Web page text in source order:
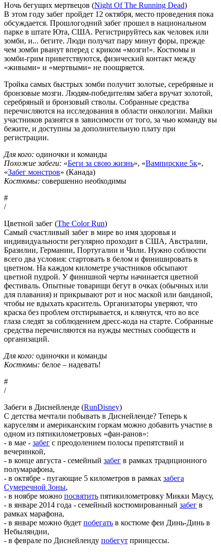
Ночь бегущих мертвецов (Night Of The Running Dead)
В этом году забег пройдет 12 октября, место проведения пока
обсуждается. Прошлогодний забег прошел в национальном
парке в штате Юта, США. Регистрируйтесь как человек или
зомби, и... бегите. Люди получат пару минут форы, прежде
чем зомби рванут вперед с криком «мозги!». Костюмы и
зомби-грим приветствуются, физический контакт между
«живыми» и «мертвыми» не поощряется.
Тройка самых быстрых зомби получит золотые, серебряные и
бронзовые мозги. Людям-победителям забега вручат золотой,
серебряный и бронзовый стволы. Собранные средства
перечисляются на исследования в области онкологии. Майки
участников разнятся в зависимости от того, за чью команду вы
бежите, и доступны за дополнительную плату при
регистрации.
Для кого: одиночки и команды
Похожие забеги: «Беги за свою жизнь», «Вампирские 5к»,
«Забег монстров» (Канада)
Костюмы: совершенно необходимы
#
/
Цветной забег (The Color Run)
Самый счастливый забег в мире во имя здоровья и
индивидуальности регулярно проходит в США, Австралии,
Бразилии, Германии, Португалии и Чили. Нужно соблюсти
всего два условия: стартовать в белом и финишировать в
цветном. На каждом километре участников обсыпают
цветной пудрой. У финишной черты начинается цветной
фестиваль. Опытные товарищи бегут в очках (обычных или
для плавания) и прикрывают рот и нос маской или банданой,
чтобы не вдыхать краситель. Организаторы уверяют, что
краска без проблем отстирывается, и клянутся, что во все
глаза следят за соблюдением дресс-кода на старте. Собранные
средства перечисляются на нужды местных сообществ и
организаций.
Для кого: одиночки и команды
Костюмы: белое – надевать!
#
/
Забеги в Диснейленде (RunDisney)
С детства мечтали побывать в Диснейленде? Теперь к
каруселям и американским горкам можно добавить участие в
одном из пятикилометровых «фан-ранов»:
- в мае - забег с преодолением полосы препятствий и
вечеринкой,
- в конце августа - семейный забег в рамках традиционного
полумарафона,
- в октябре - пугающие 5 километров в рамках забега
Сумеречной Зоны,
- в ноябре можно посвятить пятикилометровку Микки Маусу,
- в январе 2014 года - семейный костюмированный забег в
рамках марафона,
- в январе можно будет побегать в костюме феи Динь-Динь в
Небыляндии,
- в феврале по Диснейленду побегут принцессы.